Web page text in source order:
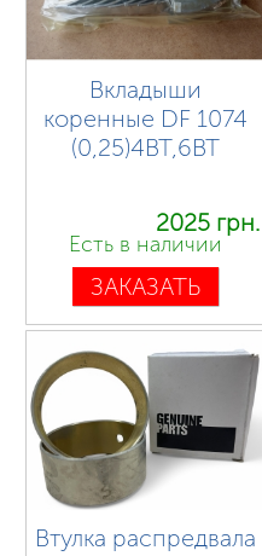
Вкладыши
коренные DF 1074
(0,25)4BT,6BT
2025 грн.
Есть в наличии
ЗАКАЗАТЬ
Втулка распредвала